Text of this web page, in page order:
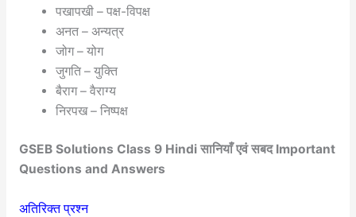
पखापखी – पक्ष-विपक्ष
अनत – अन्यत्र
जोग – योग
जुगति – युक्ति
बैराग – वैराग्य
निरपख – निष्पक्ष
GSEB Solutions Class 9 Hindi सानियाँ एवं सबद Important
Questions and Answers
अतिरिक्त प्रश्न